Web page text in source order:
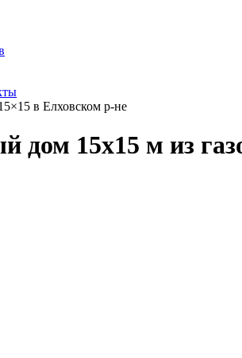
в Елховском р-не
дом 15x15 м из